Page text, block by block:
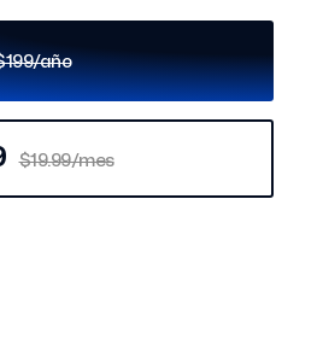
año
$19.99/mes